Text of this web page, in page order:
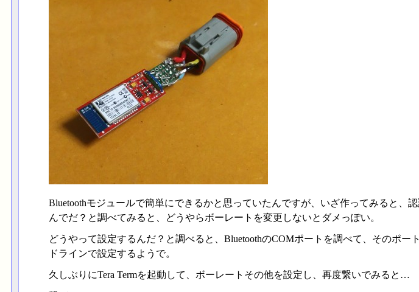
Bluetoothモジュールで簡単にできるかと思っていたんですが、いざ作ってみると、
んでだ？と調べてみると、どうやらボーレートを変更しないとダメっぽい。
どうやって設定するんだ？と調べると、BluetoothのCOMポートを調べて、そのポー
ドラインで設定するようで。
久しぶりにTera Termを起動して、ボーレートその他を設定し、再度繋いでみると…